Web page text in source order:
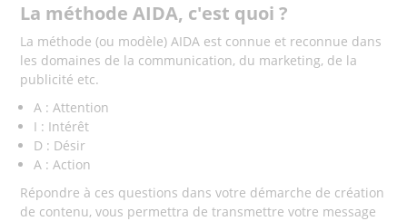
La méthode AIDA, c'est quoi ?
La méthode (ou modèle) AIDA est connue et reconnue dans
les domaines de la communication, du marketing, de la
publicité etc.
A : Attention
I : Intérêt
D : Désir
A : Action
Répondre à ces questions dans votre démarche de création
de contenu, vous permettra de transmettre votre message